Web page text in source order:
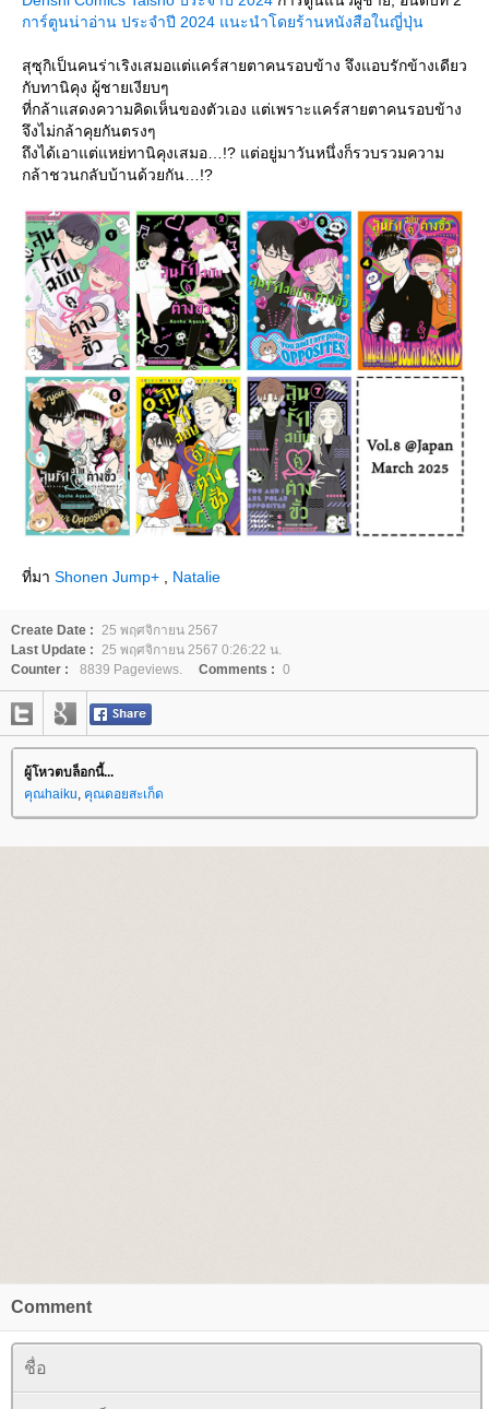
การ์ตูนน่าอ่าน ประจำปี 2024 แนะนำโดยร้านหนังสือในญี่ปุ่น
สุซุกิเป็นคนร่าเริงเสมอแต่แคร์สายตาคนรอบข้าง จึงแอบรักข้างเดียว
กับทานิคุง ผู้ชายเงียบๆ
ที่กล้าแสดงความคิดเห็นของตัวเอง แต่เพราะแคร์สายตาคนรอบข้าง
จึงไม่กล้าคุยกันตรงๆ
ถึงได้เอาแต่แหย่ทานิคุงเสมอ…!? แต่อยู่มาวันหนึ่งก็รวบรวมความ
กล้าชวนกลับบ้านด้วยกัน…!?
ที่มา Shonen Jump+ Natalie
Create Date :
25 พฤศจิกายน 2567
Last Update :
25 พฤศจิกายน 2567 0:26:22 น.
Counter :
8839 Pageviews. Comments : 0
ผู้โหวตบล็อกนี้...
คุณhaiku คุณดอยสะเก็ด
Comment